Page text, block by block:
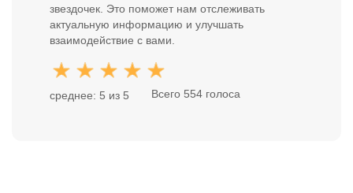
звездочек. Это поможет нам отслеживать
актуальную информацию и улучшать
взаимодействие с вами.
среднее: 5 из 5 Всего 554 голоса